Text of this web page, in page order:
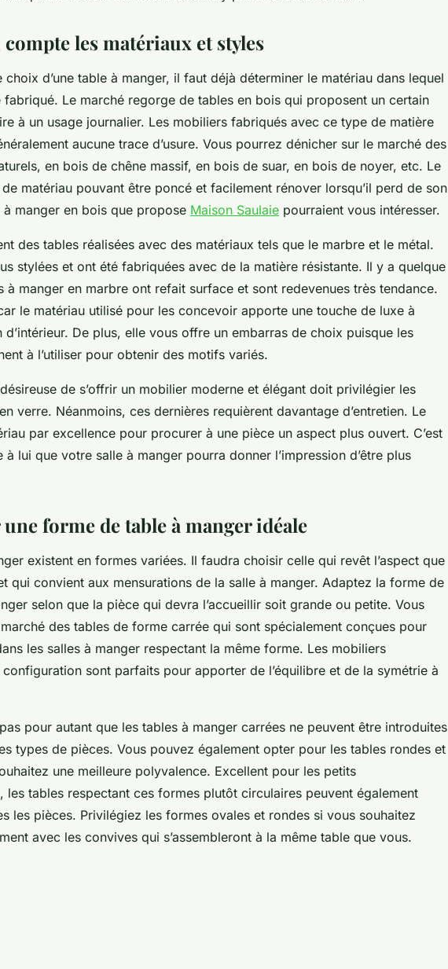
les matériaux et styles
choix d’une table à manger, il faut déjà déterminer le matériau dans lequel
Le marché regorge de tables en bois qui proposent un certain
à un usage journalier. Les mobiliers fabriqués avec ce type de matière
aucune trace d’usure. Vous pourrez dénicher sur le marché des
en bois de chêne massif, en bois de suar, en bois de noyer, etc. Le
matériau pouvant être poncé et facilement rénover lorsqu’il perd de son
manger en bois que propose Maison Saulaie pourraient vous intéresser.
des tables réalisées avec des matériaux tels que le marbre et le métal.
stylées et ont été fabriquées avec de la matière résistante. Il y a quelque
à manger en marbre ont refait surface et sont redevenues très tendance.
le matériau utilisé pour les concevoir apporte une touche de luxe à
De plus, elle vous offre un embarras de choix puisque les
à l’utiliser pour obtenir des motifs variés.
de s’offrir un mobilier moderne et élégant doit privilégier les
verre. Néanmoins, ces dernières requièrent davantage d’entretien. Le
par excellence pour procurer à une pièce un aspect plus ouvert. C’est
à lui que votre salle à manger pourra donner l’impression d’être plus
forme de table à manger idéale
existent en formes variées. Il faudra choisir celle qui revêt l’aspect que
qui convient aux mensurations de la salle à manger. Adaptez la forme de
selon que la pièce qui devra l’accueillir soit grande ou petite. Vous
des tables de forme carrée qui sont spécialement conçues pour
les salles à manger respectant la même forme. Les mobiliers
sont parfaits pour apporter de l’équilibre et de la symétrie à
pour autant que les tables à manger carrées ne peuvent être introduites
types de pièces. Vous pouvez également opter pour les tables rondes et
une meilleure polyvalence. Excellent pour les petits
les tables respectant ces formes plutôt circulaires peuvent également
les pièces. Privilégiez les formes ovales et rondes si vous souhaitez
avec les convives qui s’assembleront à la même table que vous.